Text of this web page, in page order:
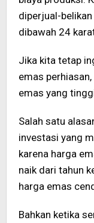
diperjual-
dibawah 24
Jika kita tetap
emas
emas yang
Salah satu
investasi yang
karena harga
naik dari tahun
harga emas
Bahkan ketika